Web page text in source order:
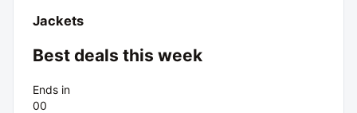
Jackets
Best deals this week
Ends in
00